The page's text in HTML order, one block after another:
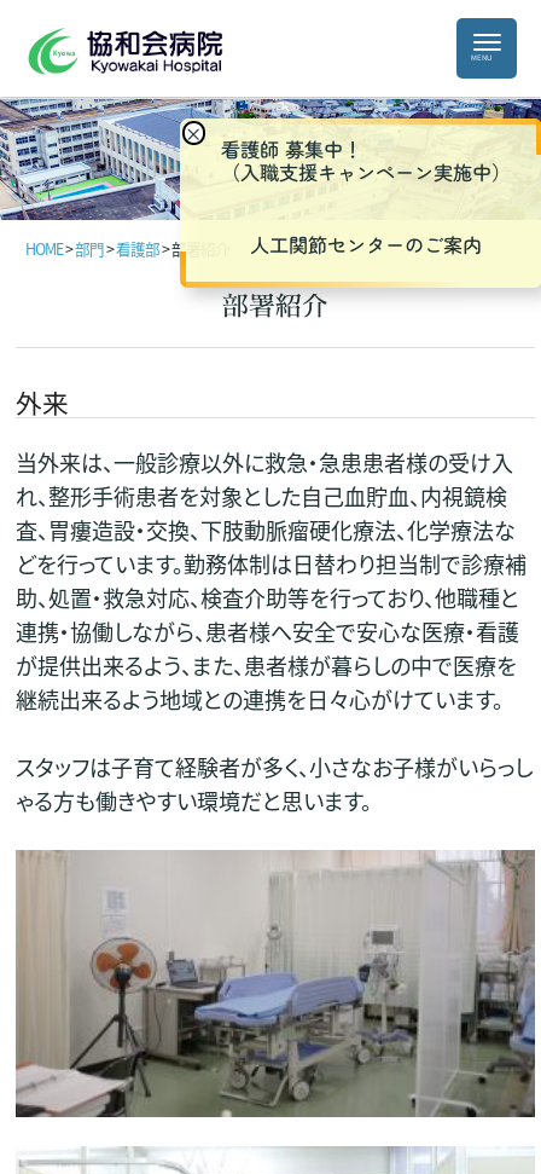
HOME>部門>看護部>部署紹介
部署紹介
外来
当外来は、一般診療以外に救急・急患患者様の受け入
れ、整形手術患者を対象とした自己血貯血、内視鏡検
査、胃瘻造設・交換、下肢動脈瘤硬化療法、化学療法な
どを行っています。勤務体制は日替わり担当制で診療補
助、処置・救急対応、検査介助等を行っており、他職種と
連携・協働しながら、患者様へ安全で安心な医療・看護
が提供出来るよう、また、患者様が暮らしの中で医療を
継続出来るよう地域との連携を日々心がけています。
スタッフは子育て経験者が多く、小さなお子様がいらっし
ゃる方も働きやすい環境だと思います。
×
看護師 募集中！
（入職支援キャンペーン実施中）
人工関節センターのご案内